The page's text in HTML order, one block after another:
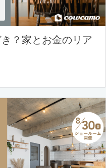
？家とお金のリア